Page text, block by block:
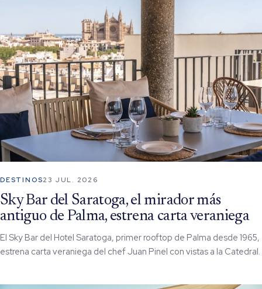
DESTINOS23 JUL. 2026
Sky Bar del Saratoga, el mirador más
antiguo de Palma, estrena carta veraniega
El Sky Bar del Hotel Saratoga, primer rooftop de Palma desde 1965,
estrena carta veraniega del chef Juan Pinel con vistas a la Catedral.